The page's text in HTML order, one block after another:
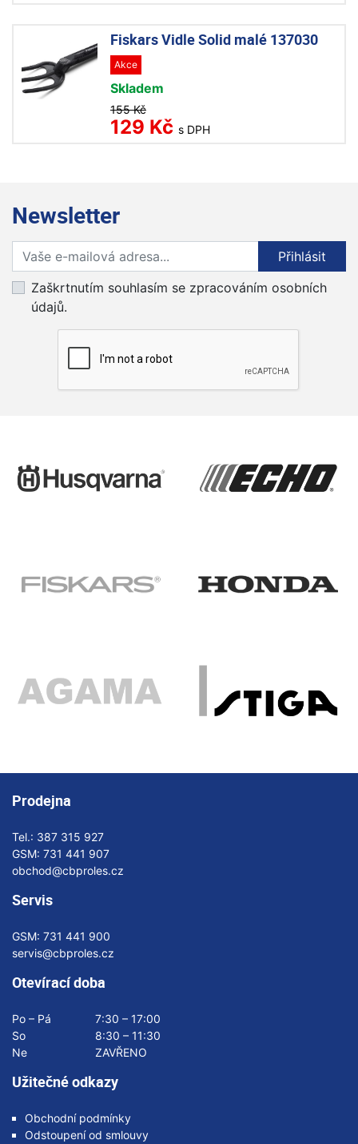
Fiskars Vidle Solid malé 137030
Akce
Skladem
155 Kč
129 Kč s DPH
Newsletter
Přihlaste se k odběru novinek
Přihlásit
Zaškrtnutím souhlasím se zpracováním osobních
údajů.
Prodejna
Tel.: 387 315 927
GSM: 731 441 907
obchod@cbproles.cz
Servis
GSM: 731 441 900
servis@cbproles.cz
Otevírací doba
Po – Pá
7:30 – 17:00
So
8:30 – 11:30
Ne
ZAVŘENO
Užitečné odkazy
Obchodní podmínky
Odstoupení od smlouvy